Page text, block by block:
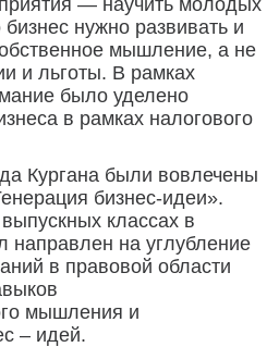
— научить молодых
нужно развивать и
мышление, а не
и льготы. В рамках
было уделено
в рамках налогового
Кургана были вовлечены
бизнес-идеи».
классах в
на углубление
в правовой области
мышления и
– идей.